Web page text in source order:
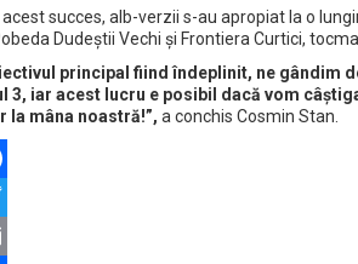
succes, alb-verzii s-au apropiat la o
Dudeștii Vechi și Frontiera Curtici,
principal fiind îndeplinit, ne gândim
3, iar acest lucru e posibil dacă vom
la mâna noastră!”, a conchis Cosmin Stan.